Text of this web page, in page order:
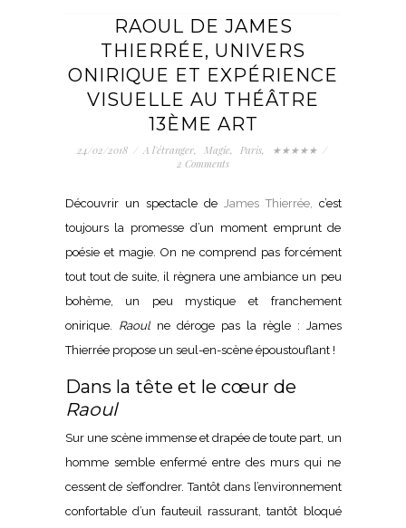
RAOUL DE JAMES
THIERRÉE, UNIVERS
ONIRIQUE ET EXPÉRIENCE
VISUELLE AU THÉÂTRE
13ÈME ART
24/02/2018 / A l'étranger, Magie, Paris, ★★★★★ /
2 Comments
Découvrir un spectacle de James Thierrée, c’est
toujours la promesse d’un moment emprunt de
poésie et magie. On ne comprend pas forcément
tout tout de suite, il règnera une ambiance un peu
bohème, un peu mystique et franchement
onirique. Raoulne déroge pas la règle : James
Thierrée propose un seul-en-scène époustouflant !
Dans la tête et le cœur de
Raoul
Sur une scène immense et drapée de toute part, un
homme semble enfermé entre des murs qui ne
cessent de s’effondrer. Tantôt dans l’environnement
confortable d’un fauteuil rassurant, tantôt bloqué